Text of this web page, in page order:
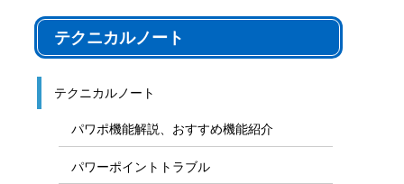
テクニカルノート
テクニカルノート
パワポ機能解説、おすすめ機能紹介
パワーポイントトラブル